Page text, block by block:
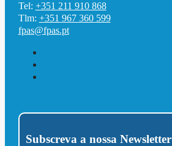
Tel: +351 211 910 868
Tlm: +351 967 360 599
fpas@fpas.pt
Subscreva a nossa Newsletter